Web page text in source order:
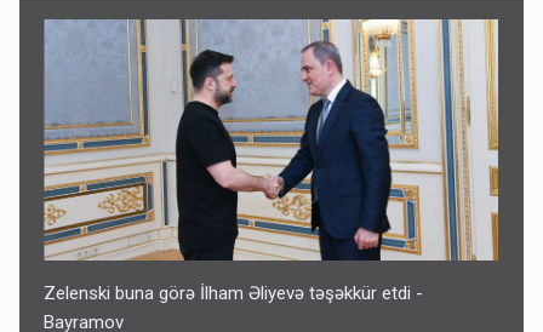
Zelenski buna görə İlham Əliyevə təşəkkür etdi -
Bayramov